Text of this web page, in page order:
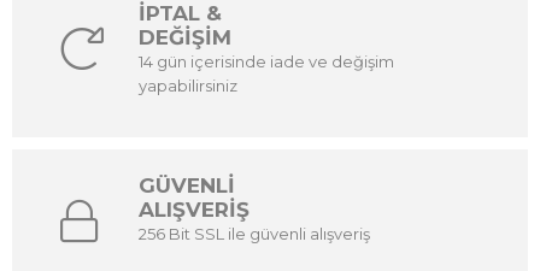
İPTAL &
DEĞİŞİM
14 gün içerisinde iade ve değişim
yapabilirsiniz
GÜVENLİ
ALIŞVERİŞ
256 Bit SSL ile güvenli alışveriş